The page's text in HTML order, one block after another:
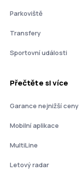
Parkoviště
Transfery
Sportovní události
Přečtěte si více
Garance nejnižší ceny
Mobilní aplikace
MultiLine
Letový radar